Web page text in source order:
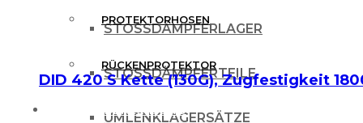
STOSSDÄMPFERLAGER
STOSSDÄMPFERTEILE
UMLENKLAGERSÄTZE
PROTEKTORHOSEN
RÜCKENPROTEKTOR
FREIZEITBEKLEIDUNG
DID 420 S Kette (130G), Zugfestigkeit